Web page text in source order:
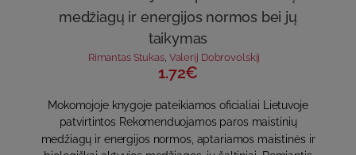
medžiagų ir energijos normos bei jų
taikymas
Rimantas Stukas, Valerij Dobrovolskij
1.72€
Mokomojoje knygoje pateikiamos oficialiai Lietuvoje
patvirtintos Rekomenduojamos paros maistinių
medžiagų ir energijos normos, aptariamos maistinės ir